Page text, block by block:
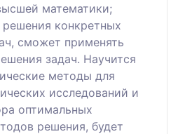
математики;
конкретных
сможет применять
задач. Научится
методы для
исследований и
оптимальных
решения, будет